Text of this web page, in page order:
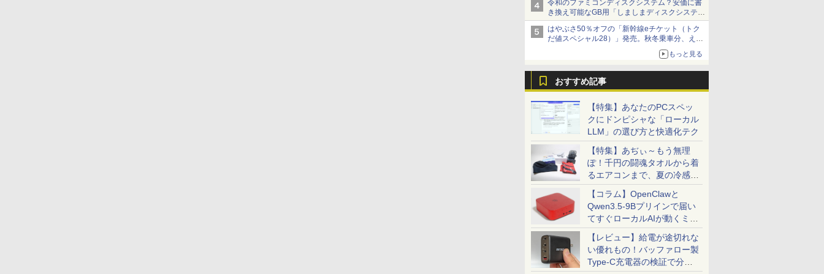
令和のファミコンディスクシステム？安価に書
き換え可能なGB用「しましまディスクシステ
ム」
はやぶさ50％オフの「新幹線eチケット（トク
だ値スペシャル28）」発売。秋冬乗車分、えき
もっと見る
おすすめ記事
【特集】あなたのPCスペッ
クにドンピシャな「ローカル
LLM」の選び方と快適化テク
【特集】あぢぃ～もう無理
ぽ！千円の闘魂タオルから着
るエアコンまで、夏の冷感グ
ッズ一挙紹介
【コラム】OpenClawと
Qwen3.5-9Bプリインで届い
てすぐローカルAIが動くミニ
PC「SER9 Pro」
【レビュー】給電が途切れな
い優れもの！バッファロー製
Type-C充電器の検証で分か